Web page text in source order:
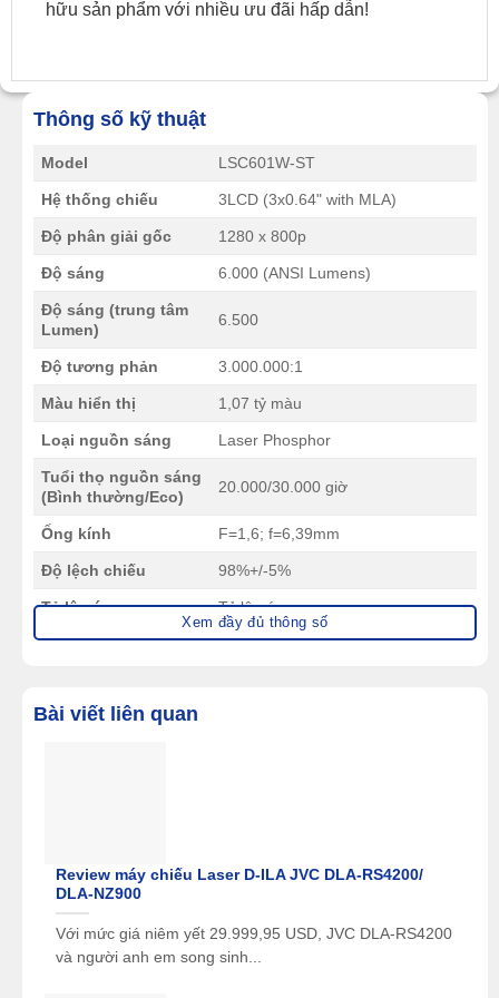
hữu sản phẩm với nhiều ưu đãi hấp dẫn!
Thông số kỹ thuật
Model LSC601W-ST
Hệ thống chiếu 3LCD (3x0.64" with MLA)
Độ phân giải gốc 1280 x 800p
Độ sáng 6.000 (ANSI Lumens)
Độ sáng (trung tâm
Lumen)
6.500
Độ tương phản 3.000.000:1
Màu hiển thị 1,07 tỷ màu
Loại nguồn sáng Laser Phosphor
Tuổi thọ nguồn sáng
(Bình thường/Eco)
20.000/30.000 giờ
Ống kính F=1,6; f=6,39mm
Độ lệch chiếu 98%+/-5%
Tỷ lệ ném Tỷ lệ ném
Zoom quang học Cố định
Kích thước màn hình
Hỗ trợ độ phân giải
VGA(640 x 480) to 4K(3840 x
Khả năng tương
thích HDTV
480i, 480p, 576i, 576p, 720p,
1080i, 1080p, 2160p@30Hz
Xem đầy đủ thông số
Bài viết liên quan
Review máy chiếu Laser D-ILA JVC DLA-RS4200/
DLA-NZ900
Với mức giá niêm yết 29.999,95 USD, JVC DLA-RS4200
và người anh em song sinh...